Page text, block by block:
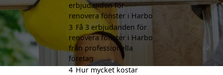
erbjudanden för
renovera fönster i Harbo
3 Få 3 erbjudanden för
renovera fönster i Harbo
från professionella
företag
4 Hur mycket kostar